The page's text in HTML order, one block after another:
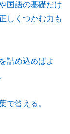
国語の基礎だけ
しくつかむ力も
詰め込めばよ
で答える。